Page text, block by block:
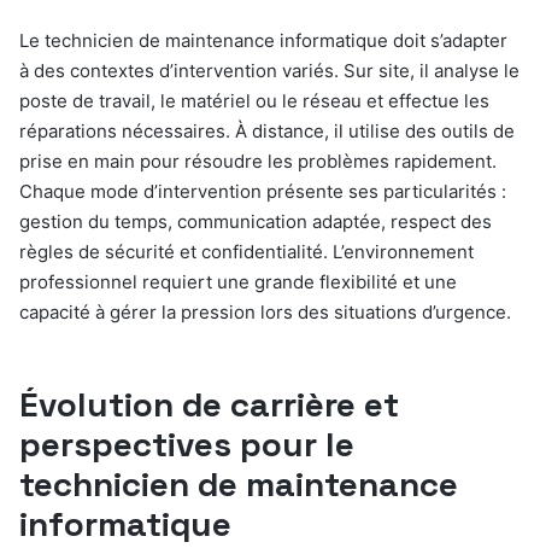
Le technicien de maintenance informatique doit s’adapter
à des contextes d’intervention variés. Sur site, il analyse le
poste de travail, le matériel ou le réseau et effectue les
réparations nécessaires. À distance, il utilise des outils de
prise en main pour résoudre les problèmes rapidement.
Chaque mode d’intervention présente ses particularités :
gestion du temps, communication adaptée, respect des
règles de sécurité et confidentialité. L’environnement
professionnel requiert une grande flexibilité et une
capacité à gérer la pression lors des situations d’urgence.
Évolution de carrière et
perspectives pour le
technicien de maintenance
informatique